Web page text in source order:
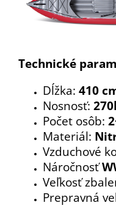
Technické
Dĺžka: 410
Nosnosť:
Počet osôb:
Materiál:
Vzduchové
Náročnosť
Veľkosť
Prepravná